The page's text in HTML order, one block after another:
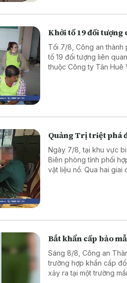
Khởi tố 19 đối tượng
Tối 7/8, Công an thành
tố 19 đối tượng liên
thuộc Công ty Tân Huê
Quảng Trị triệt phá
Ngày 7/8, tại khu vực
Biên phòng tỉnh phối
vật liệu nổ. Qua hai
Bắt khẩn cấp bảo
Sáng 8/8, Công an
trường hợp khẩn cấp
xảy ra tại một trường